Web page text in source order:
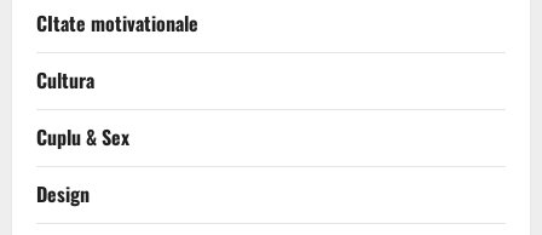
CItate motivationale
Cultura
Cuplu & Sex
Design